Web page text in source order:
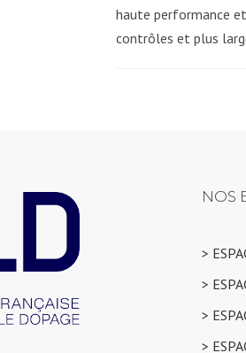
haute performance
contrôles et plus
NOS
>
>
>
>